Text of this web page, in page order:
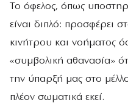
Το όφελος, όπως
είναι διπλό: προσφέρει
κινήτρου και νοήματος
«συμβολική αθανασία»
την ύπαρξή μας στο
πλέον σωματικά εκεί.